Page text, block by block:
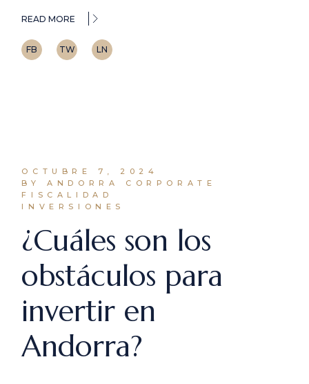
READ MORE
FB TW LN
OCTUBRE 7, 2024
BY ANDORRA CORPORATE
FISCALIDAD
INVERSIONES
¿Cuáles son los
obstáculos para
invertir en
Andorra?